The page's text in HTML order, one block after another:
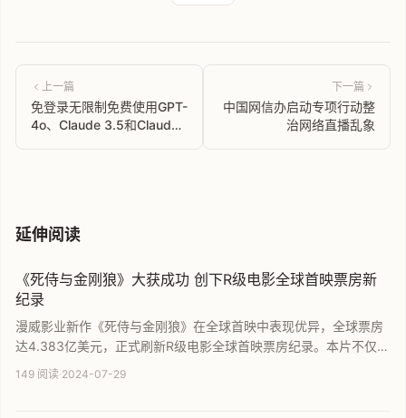
上一篇
免登录无限制免费使用GPT-
4o、Claude 3.5和Claude
下一篇
中国网信办启动专项行动整
治网络直播乱象
延伸阅读
《死侍与金刚狼》大获成功 创下R级电影全球首映票房新
纪录
漫威影业新作《死侍与金刚狼》在全球首映中表现优异，全球票房
达4.383亿美元，正式刷新R级电影全球首映票房纪录。本片不仅成
为史上7月首映周末票房冠军，更助力漫威电影宇宙全球总票房突破
149 阅读·2024-07-29